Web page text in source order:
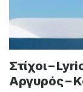
Στίχοι –
Αργυρός –